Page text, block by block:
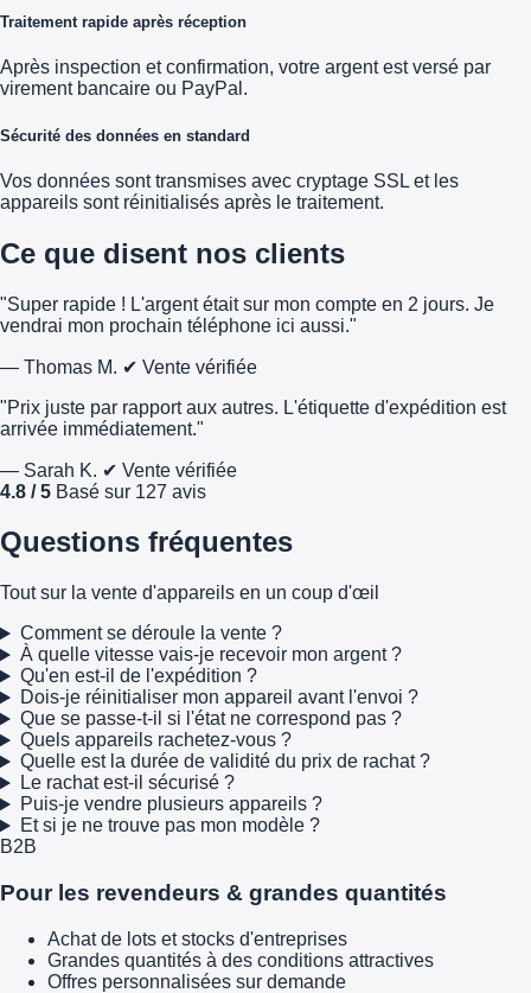
Traitement rapide après réception
Après inspection et confirmation, votre argent est versé par
virement bancaire ou PayPal.
Sécurité des données en standard
Vos données sont transmises avec cryptage SSL et les
appareils sont réinitialisés après le traitement.
Ce que disent nos clients
"Super rapide ! L'argent était sur mon compte en 2 jours. Je
vendrai mon prochain téléphone ici aussi."
— Thomas M. ✔ Vente vérifiée
"Prix juste par rapport aux autres. L'étiquette d'expédition est
arrivée immédiatement."
— Sarah K. ✔ Vente vérifiée
4.8 / 5 Basé sur 127 avis
Questions fréquentes
Tout sur la vente d'appareils en un coup d'œil
Comment se déroule la vente ?
À quelle vitesse vais-je recevoir mon argent ?
Qu'en est-il de l'expédition ?
Dois-je réinitialiser mon appareil avant l'envoi ?
Que se passe-t-il si l'état ne correspond pas ?
Quels appareils rachetez-vous ?
Quelle est la durée de validité du prix de rachat ?
Le rachat est-il sécurisé ?
Puis-je vendre plusieurs appareils ?
Et si je ne trouve pas mon modèle ?
B2B
Pour les revendeurs & grandes quantités
Achat de lots et stocks d'entreprises
Grandes quantités à des conditions attractives
Offres personnalisées sur demande